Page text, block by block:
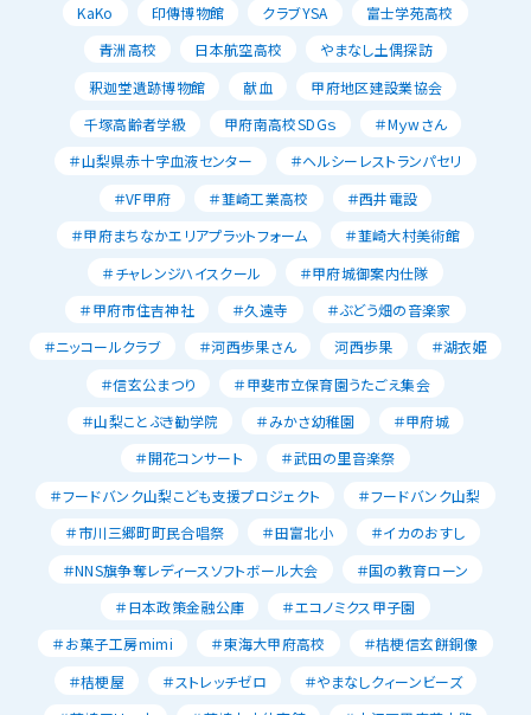
KaKo
印傳博物館 クラブYSA
富士学苑高校
青洲高校
日本航空高校
やまなし土偶探訪
釈迦堂遺跡博物館
献血
甲府地区建設業協会
千塚高齢者学級
甲府南高校SDGｓ
＃Mｙwさん
＃山梨県赤十字血液センター
＃ヘルシーレストランパセリ
＃VF甲府
＃韮崎工業高校
＃西井電設
＃甲府まちなかエリアプラットフォーム
＃韮崎大村美術館
＃チャレンジハイスクール
＃甲府城御案内仕隊
＃甲府市住吉神社
＃久遠寺
＃ぶどう畑の音楽家
＃ニッコールクラブ
＃河西歩果さん 河西歩果
＃湖衣姫
＃信玄公まつり
＃甲斐市立保育園うたごえ集会
＃山梨ことぶき勧学院
＃みかさ幼稚園
＃甲府城
＃開花コンサート
＃武田の里音楽祭
＃フードバンク山梨こども支援プロジェクト
＃フードバンク山梨
＃市川三郷町町民合唱祭
＃田富北小
＃イカのおすし
＃NNS旗争奪レディースソフトボール大会
＃国の教育ローン
＃日本政策金融公庫
＃エコノミクス甲子園
＃お菓子工房mimi
＃東海大甲府高校
＃桔梗信玄餅銅像
＃桔梗屋
＃ストレッチゼロ
＃やまなしクィーンビーズ